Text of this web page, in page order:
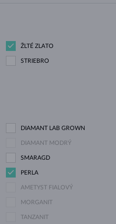
ŽLTÉ ZLATO
STRIEBRO
DIAMANT LAB GROWN
DIAMANT MODRÝ
SMARAGD
PERLA
AMETYST FIALOVÝ
MORGANIT
TANZANIT